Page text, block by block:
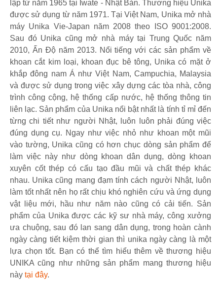
lập từ năm 1965 tại Iwate - Nhật Bản. Thương hiệu Unika
được sử dụng từ năm 1971. Tại Việt Nam, Unika mở nhà
máy Unika Vie-Japan năm 2008 theo ISO 9001:2008.
Sau đó Unika cũng mở nhà máy tại Trung Quốc năm
2010, Ấn Độ năm 2013. Nổi tiếng với các sản phẩm về
khoan cắt kim loại, khoan đục bê tông, Unika có mặt ở
khắp đông nam Á như Việt Nam, Campuchia, Malaysia
và được sử dụng trong việc xây dựng các tòa nhà, công
trình công cộng, hệ thống cấp nước, hệ thống thông tin
liên lạc. Sản phẩm của Unika nổi bật nhất là tính tỉ mỉ đến
từng chi tiết như người Nhật, luôn luôn phải đúng việc
đúng dụng cụ. Ngay như việc nhỏ như khoan một mũi
vào tường, Unika cũng có hơn chục dòng sản phẩm để
làm việc này như dòng khoan dân dụng, dòng khoan
xuyên cốt thép có cấu tạo đầu mũi và chất thép khác
nhau. Unika cũng mang đạm tính cách người Nhật, luôn
làm tốt nhất nên họ rất chịu khó nghiên cứu và ứng dụng
vật liệu mới, hầu như năm nào cũng có cải tiến. Sản
phẩm của Unika được các kỹ sư nhà máy, công xưởng
ưa chuộng, sau đó lan sang dân dụng, trong hoàn cành
ngày càng tiết kiệm thời gian thì unika ngày càng là một
lựa chọn tốt. Bạn có thể tìm hiểu thêm về thương hiệu
UNIKA cũng như những sản phẩm mang thương hiệu
này tại đây.